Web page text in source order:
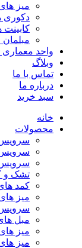
میز
دکوری
کابینت
مبلمان
واحد
وبلاگ
تماس با ما
درباره ما
سبد خرید
خانه
محصولات
سرویس
سرویس
تشک و
کمد
میز
سرویس
مبل
میز
میز